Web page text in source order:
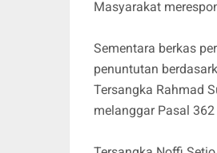
Masyarakat
Sementara berkas
penuntutan
Tersangka Rahmad
melanggar Pasal